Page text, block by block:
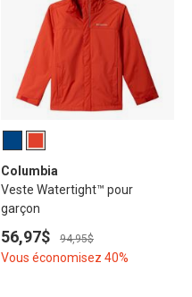
Columbia
Veste Watertight™ pour
garçon
56,97$ 94,95$
Vous économisez 40%